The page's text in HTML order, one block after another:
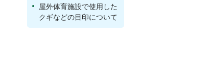
屋外体育施設で使用した
クギなどの目印について